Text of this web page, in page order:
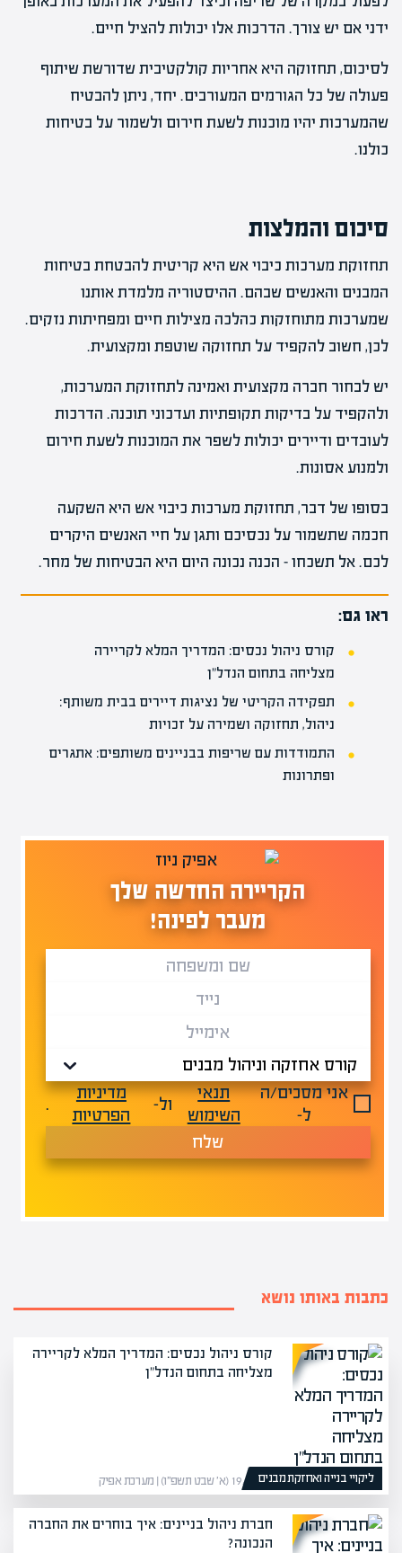
ידני אם יש צורך. הדרכות אלו יכולות להציל חיים.
לסיכום, תחזוקה היא אחריות קולקטיבית שדורשת שיתוף
פעולה של כל הגורמים המעורבים. יחד, ניתן להבטיח
שהמערכות יהיו מוכנות לשעת חירום ולשמור על בטיחות
כולנו.
סיכום והמלצות
תחזוקת מערכות כיבוי אש היא קריטית להבטחת בטיחות
המבנים והאנשים שבהם. ההיסטוריה מלמדת אותנו
שמערכות מתוחזקות כהלכה מצילות חיים ומפחיתות נזקים.
לכן, חשוב להקפיד על תחזוקה שוטפת ומקצועית.
יש לבחור חברה מקצועית ואמינה לתחזוקת המערכות,
ולהקפיד על בדיקות תקופתיות ועדכוני תוכנה. הדרכות
לעובדים ודיירים יכולות לשפר את המוכנות לשעת חירום
ולמנוע אסונות.
בסופו של דבר, תחזוקת מערכות כיבוי אש היא השקעה
חכמה שתשמור על נכסיכם ותגן על חיי האנשים היקרים
לכם. אל תשכחו – הכנה נכונה היום היא הבטיחות של מחר.
ראו גם:
קורס ניהול נכסים: המדריך המלא לקריירה
מצליחה בתחום הנדל"ן
תפקידה הקריטי של נציגות דיירים בבית משותף:
ניהול, תחזוקה ושמירה על זכויות
התמודדות עם שריפות בבניינים משותפים: אתגרים
ופתרונות
הקריירה החדשה שלך
מעבר לפינה!
אני מסכים/ה
ל-
תנאי
השימוש
ול-
מדיניות
הפרטיות
.
שלח
כתבות באותו נושא
ליקויי בנייה ואחזקת מבנים
קורס ניהול נכסים: המדריך המלא לקריירה
מצליחה בתחום הנדל"ן
19/01/26 (א׳ שבט תשפ״ו) | מערכת אפיק
חברת ניהול בניינים: איך בוחרים את החברה
הנכונה?